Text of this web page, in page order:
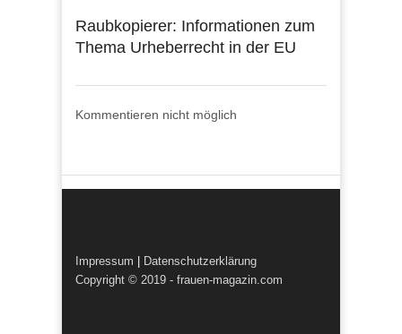
Raubkopierer: Informationen zum
Thema Urheberrecht in der EU
Kommentieren nicht möglich
Impressum
Datenschutzerklärung
Copyright © 2019 - frauen-magazin.com